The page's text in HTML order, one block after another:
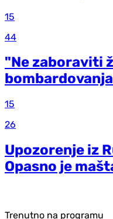
15
44
"Ne zaboraviti
15
26
Upozorenje iz
Opasno je
Trenutno na programu